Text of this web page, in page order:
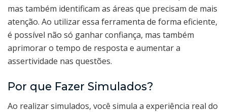
mas também identificam as áreas que precisam de mais
atenção. Ao utilizar essa ferramenta de forma eficiente,
é possível não só ganhar confiança, mas também
aprimorar o tempo de resposta e aumentar a
assertividade nas questões.
Por que Fazer Simulados?
Ao realizar simulados, você simula a experiência real do